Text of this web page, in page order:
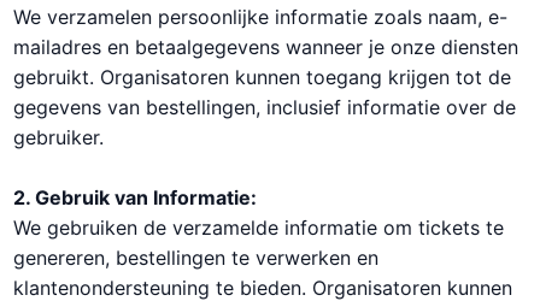
We verzamelen persoonlijke informatie zoals naam, e-
mailadres en betaalgegevens wanneer je onze diensten
gebruikt. Organisatoren kunnen toegang krijgen tot de
gegevens van bestellingen, inclusief informatie over de
gebruiker.
2. Gebruik van Informatie:
We gebruiken de verzamelde informatie om tickets te
genereren, bestellingen te verwerken en
klantenondersteuning te bieden. Organisatoren kunnen